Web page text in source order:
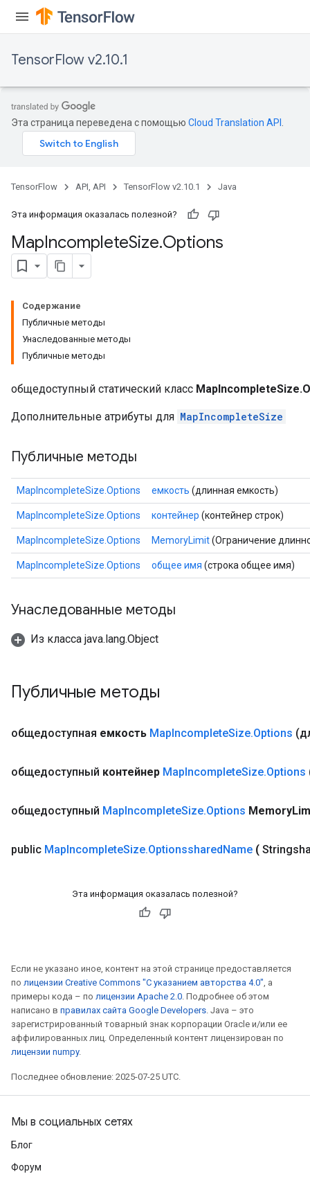
TensorFlow v2.10.1
Эта страница переведена с помощью Cloud Translation API
TensorFlow API, API TensorFlow v2.10.1 Java
Эта информация оказалась полезной?
MapIncompleteSize.Options
Содержание
Публичные методы
Унаследованные методы
Публичные методы
общедоступный статический класс
Дополнительные атрибуты для MapIncompleteSize
Публичные методы
MapIncompleteSize.Options емкость (длинная емкость)
MapIncompleteSize.Options контейнер (контейнер строк)
MapIncompleteSize.Options MemoryLimit(Ограничение
MapIncompleteSize.Options общее имя (строка общее имя)
Унаследованные методы
Из класса java.lang.Object
Публичные методы
общедоступная емкость MapIncompleteSize.Options
общедоступный контейнер MapIncompleteSize.Options
общедоступный MapIncompleteSize.Options Memory
public MapIncompleteSize.OptionssharedName (
Эта информация оказалась полезной?
Если не указано иное, контент на этой странице предоставляется
по лицензии Creative Commons "С указанием авторства 4.0", а
примеры кода – по лицензии Apache 2.0. Подробнее об этом
написано в правилах сайта Google Developers. Java – это
зарегистрированный товарный знак корпорации Oracle и/или ее
аффилированных лиц. Определенный контент лицензирован по
лицензии numpy.
Последнее обновление: 2025-07-25 UTC.
Мы в социальных сетях
Блог
Форум